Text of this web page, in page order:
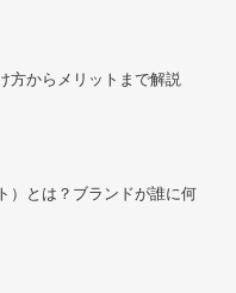
方からメリットまで解説
）とは？ブランドが誰に何